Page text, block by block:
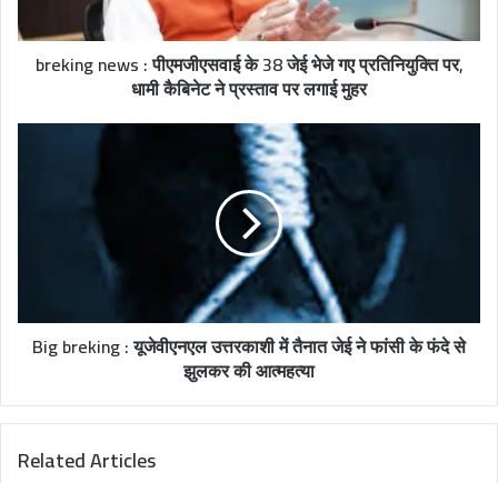
breking news : पीएमजीएसवाई के 38 जेई भेजे गए प्रतिनियुक्ति पर,
धामी कैबिनेट ने प्रस्ताव पर लगाई मुहर
Big breking : यूजेवीएनएल उत्तरकाशी में तैनात जेई ने फांसी के फंदे से
झुलकर की आत्महत्या
Related Articles